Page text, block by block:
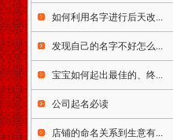
梦八字排盘手机号码吉凶
天津宝宝起名，天津起名公
司，天津玄术子起名，天津
天津婴儿起名，天津饭店起
名，天津起名咨询，天津起
名武清起名，天津起名大港
如何利用名字进行后天改...
发现自己的名字不好怎么...
宝宝如何起出最佳的、终...
公司起名必读
店铺的命名关系到生意有...